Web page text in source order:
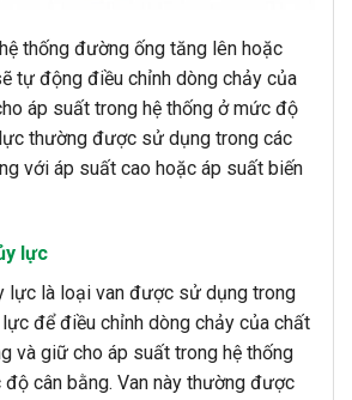
thống đường ống tăng lên hoặc
tự động điều chỉnh dòng chảy của
áp suất trong hệ thống ở mức độ
thường được sử dụng trong các
với áp suất cao hoặc áp suất biến
lực
lực là loại van được sử dụng trong
để điều chỉnh dòng chảy của chất
và giữ cho áp suất trong hệ thống
cân bằng. Van này thường được